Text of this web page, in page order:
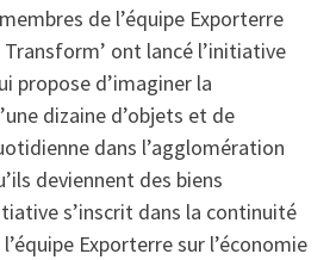
de l’équipe Exporterre
ont lancé l’initiative
propose d’imaginer la
dizaine d’objets et de
dans l’agglomération
deviennent des biens
s’inscrit dans la continuité
Exporterre sur l’économie